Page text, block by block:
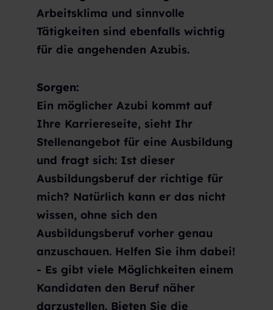
Arbeitsklima und sinnvolle
Tätigkeiten sind ebenfalls wichtig
für die angehenden Azubis.
Sorgen:
Ein möglicher Azubi kommt auf
Ihre Karriereseite, sieht Ihr
Stellenangebot für eine Ausbildung
und fragt sich: Ist dieser
Ausbildungsberuf der richtige für
mich? Natürlich kann er das nicht
wissen, ohne sich den
Ausbildungsberuf vorher genau
anzuschauen. Helfen Sie ihm dabei!
- Es gibt viele Möglichkeiten einem
Kandidaten den Beruf näher
darzustellen. Bieten Sie die